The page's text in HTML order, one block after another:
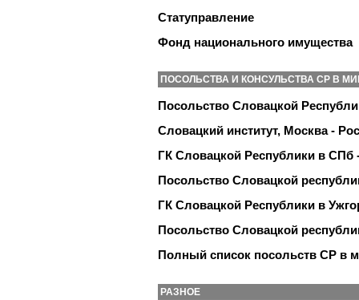
Статуправление
Фонд национального имущества
ПОСОЛЬСТВА И КОНСУЛЬСТВА СР В
Посольство Словацкой
Словацкий институт, Москва -
ГК Словацкой Республики в СПб
Посольство Словацкой
ГК Словацкой Республики в
Посольство Словацкой
Полный список посольств СР в
РАЗНОЕ